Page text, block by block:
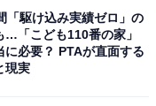
間がかかる」
（53％）、「室内で
ました。
「駆け込み実績ゼロ」の
…「こども110番の家」
に必要？ PTAが直面する
現実